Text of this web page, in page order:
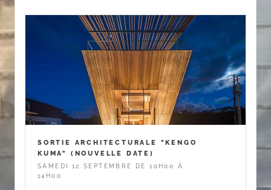
SORTIE ARCHITECTURALE "KENGO
KUMA" (NOUVELLE DATE)
SAMEDI 12 SEPTEMBRE DE 10H00 À
14H00